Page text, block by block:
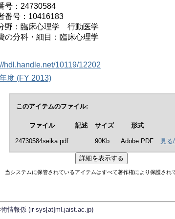
号：24730584
番号：10416183
野：臨床心理学 行動医学
の分科・細目：臨床心理学
hdl.handle.net/10119/12202
度 (FY 2013)
このアイテムのファイル:
ファイル 記述 サイズ 形式
24730584seika.pdf 90Kb Adobe PDF 見る
当システムに保管されているアイテムはすべて著作権により保護され
情報係 (ir-sys[at]ml.jaist.ac.jp)